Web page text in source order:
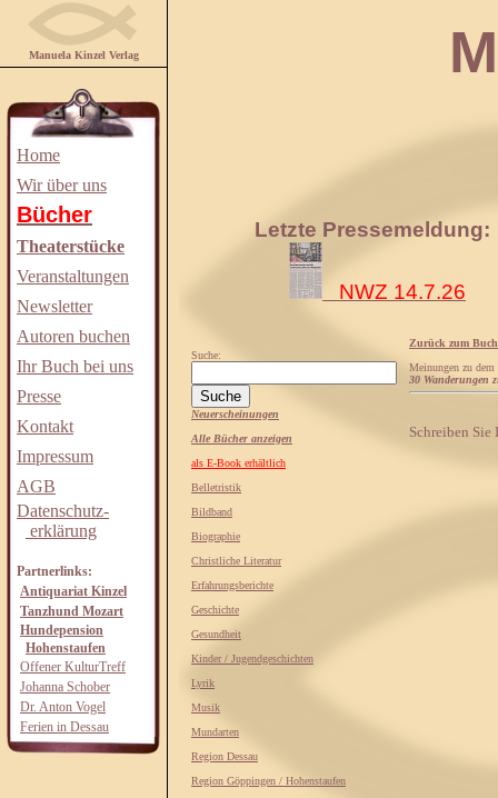
Manuela Kinzel Verlag
Home
Wir über uns
Bücher
Theaterstücke
Veranstaltungen
Newsletter
Autoren buchen
Ihr Buch bei uns
Presse
Kontakt
Impressum
AGB
Datenschutz-
erklärung
Partnerlinks:
Antiquariat Kinzel
Tanzhund Mozart
Hundepension
Hohenstaufen
Offener KulturTreff
Johanna Schober
Dr. Anton Vogel
Ferien in Dessau
Letzte Pressemeldung:
NWZ 14.7.26
Suche:
Neuerscheinungen
Alle Bücher anzeigen
als E-Book erhältlich
Belletristik
Bildband
Biographie
Christliche Literatur
Erfahrungsberichte
Geschichte
Gesundheit
Kinder / Jugendgeschichten
Lyrik
Musik
Mundarten
Region Dessau
Region Göppingen / Hohenstaufen
Zurück zum Buch
Meinungen zu
30 Wanderungen
Schreiben